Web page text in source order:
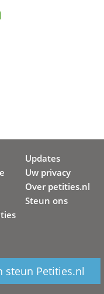
Updates
Uw privacy
Over petities.nl
Steun ons
steun Petities.nl